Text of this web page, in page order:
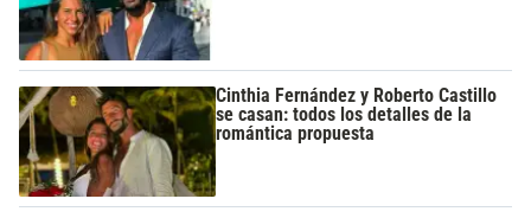
Cinthia Fernández y Roberto Castillo
se casan: todos los detalles de la
romántica propuesta